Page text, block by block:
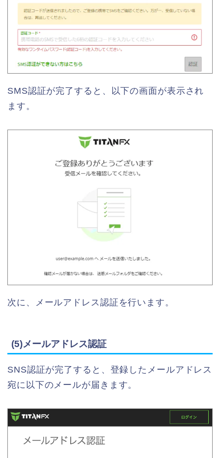
SMS認証が完了すると、以下の画面が表示され
ます。
次に、メールアドレス認証を行います。
(5)メールアドレス認証
SNS認証が完了すると、登録したメールアドレス
宛に以下のメールが届きます。